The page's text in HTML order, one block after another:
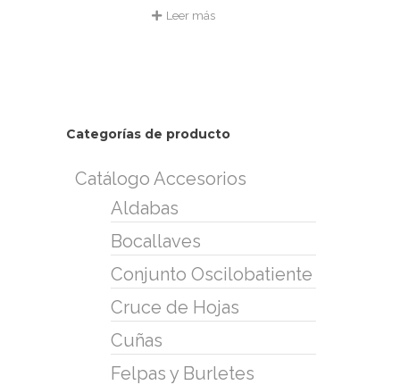
Leer más
Categorías de producto
Catálogo Accesorios
Aldabas
Bocallaves
Conjunto Oscilobatiente
Cruce de Hojas
Cuñas
Felpas y Burletes